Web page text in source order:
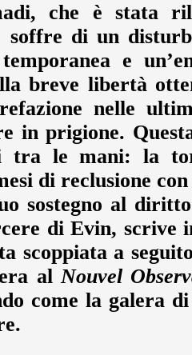
che è stata
soffre di un
e
breve libertà
nelle
in prigione.
le mani: la
di reclusione
sostegno al
di Evin,
scoppiata a
alNouvel
come la galera